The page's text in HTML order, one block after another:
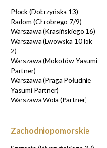
Płock (Dobrzyńska 13)
Radom (Chrobrego 7/9)
Warszawa (Krasińskiego 16)
Warszawa (Lwowska 10 lok
2)
Warszawa (Mokotów Yasumi
Partner)
Warszawa (Praga Południe
Yasumi Partner)
Warszawa Wola (Partner)
Zachodniopomorskie